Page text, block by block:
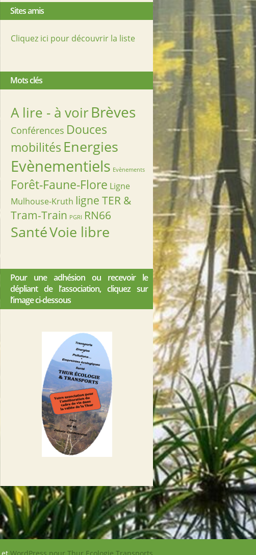
Sites amis
Cliquez ici pour découvrir la liste
Mots clés
A lire - à voirBrèves
Conférences Douces
mobilités Energies
Evènementiels Evènements
Forêt-Faune-Flore Ligne
Mulhouse-Kruth ligne TER &
Tram-Train PGRI RN66
SantéVoie libre
Pour une adhésion ou recevoir le
dépliant de l’association, cliquez sur
l’image ci-dessous